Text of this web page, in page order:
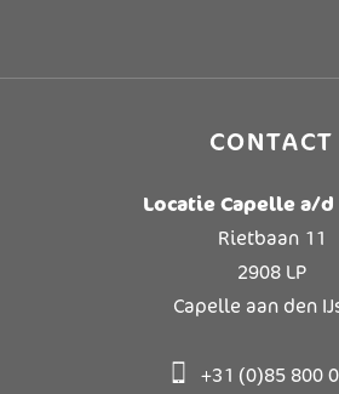
CONTACT
Locatie Capelle a/d
Rietbaan 11
2908 LP
Capelle aan den
+31 (0)85 800